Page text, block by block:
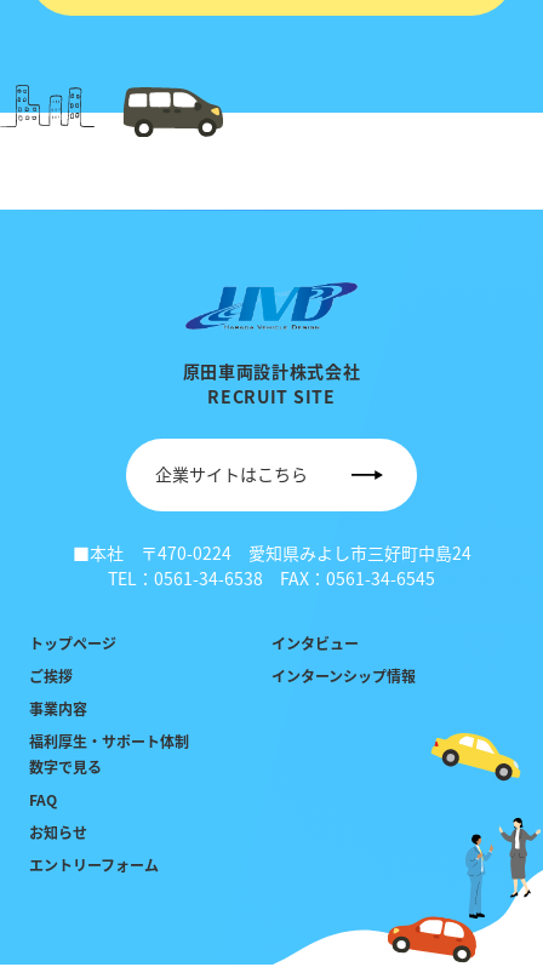
原田車両設計株式会社
RECRUIT SITE
企業サイトはこちら
■本社 〒470-0224 愛知県みよし市三好町中島24
TEL：0561-34-6538 FAX：0561-34-6545
トップページ
ご挨拶
事業内容
福利厚生・サポート体制
インタビュー
インターンシップ情報
数字で見る
FAQ
お知らせ
エントリーフォーム